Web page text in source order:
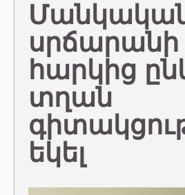
սրճարանի
հարկից
տղան
եկել